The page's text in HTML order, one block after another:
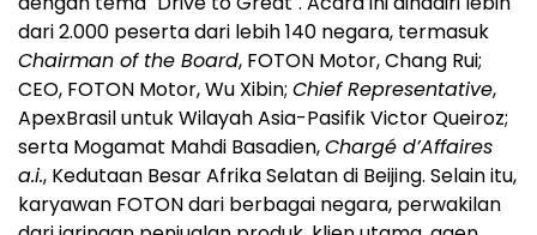
dari 2.000 peserta dari lebih 140 negara, termasuk
Chairman of the Board, FOTON Motor,Chang Rui;
CEO, FOTON Motor, Wu Xibin; Chief Representative,
ApexBrasil untuk Wilayah Asia-Pasifik Victor Queiroz;
serta Mogamat Mahdi Basadien,Chargé d’Affaires
a.i., Kedutaan Besar Afrika Selatan di Beijing. Selain itu,
karyawan FOTON dari berbagai negara, perwakilan